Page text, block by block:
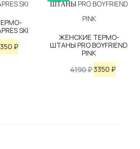
₽.
SKI
₽Текущая
ЖЕНСКИЕ ТЕРМО-
ШТАНЫ PRO BOYFRIEND
PINK
4190₽ 3350 ₽